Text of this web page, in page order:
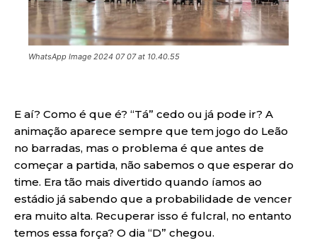
WhatsApp Image 2024 07 07 at 10.40.55
E aí? Como é que é? “Tá” cedo ou já pode ir? A
animação aparece sempre que tem jogo do Leão
no barradas, mas o problema é que antes de
começar a partida, não sabemos o que esperar do
time. Era tão mais divertido quando íamos ao
estádio já sabendo que a probabilidade de vencer
era muito alta. Recuperar isso é fulcral, no entanto
temos essa força? O dia “D” chegou.